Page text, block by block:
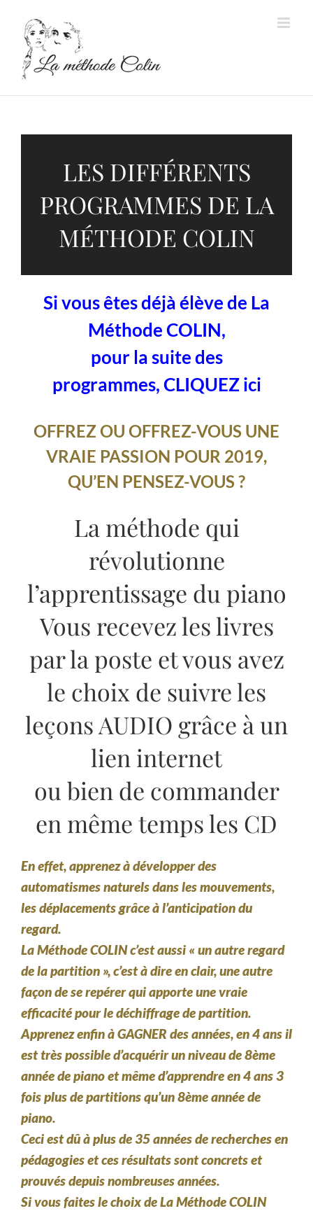
contenu
LES DIFFÉRENTS
PROGRAMMES DE LA
MÉTHODE COLIN
Si vous êtes déjà élève de La
Méthode COLIN,
pour la suite des
programmes, CLIQUEZ ici
OFFREZ OU OFFREZ-VOUS UNE
VRAIE PASSION POUR 2019,
QU’EN PENSEZ-VOUS ?
La méthode qui
révolutionne
l’apprentissage du piano
Vous recevez les livres
par la poste et vous avez
le choix de suivre les
leçons AUDIO grâce à un
lien internet
ou bien de commander
en même temps les CD
En effet, apprenez à développer des
automatismes naturels dans les mouvements,
les déplacements grâce à l’anticipation du
regard.
La Méthode COLIN c’est aussi « un autre regard
de la partition », c’est à dire en clair, une autre
façon de se repérer qui apporte une vraie
efficacité pour le déchiffrage de partition.
Apprenez enfin à GAGNER des années, en 4 ans il
est très possible d’acquérir un niveau de 8ème
année de piano et même d’apprendre en 4 ans 3
fois plus de partitions qu’un 8ème année de
piano.
Ceci est dû à plus de 35 années de recherches en
pédagogies et ces résultats sont concrets et
prouvés depuis nombreuses années.
Si vous faites le choix de La Méthode COLIN